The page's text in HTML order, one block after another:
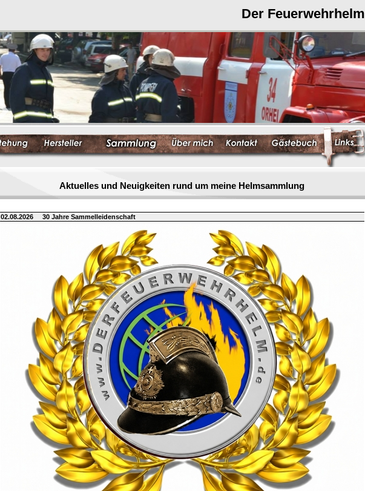
Der Feuerwehrhelm
Aktuelles und Neuigkeiten rund um meine Helmsammlung
02.08.2026 30 Jahre Sammelleidenschaft